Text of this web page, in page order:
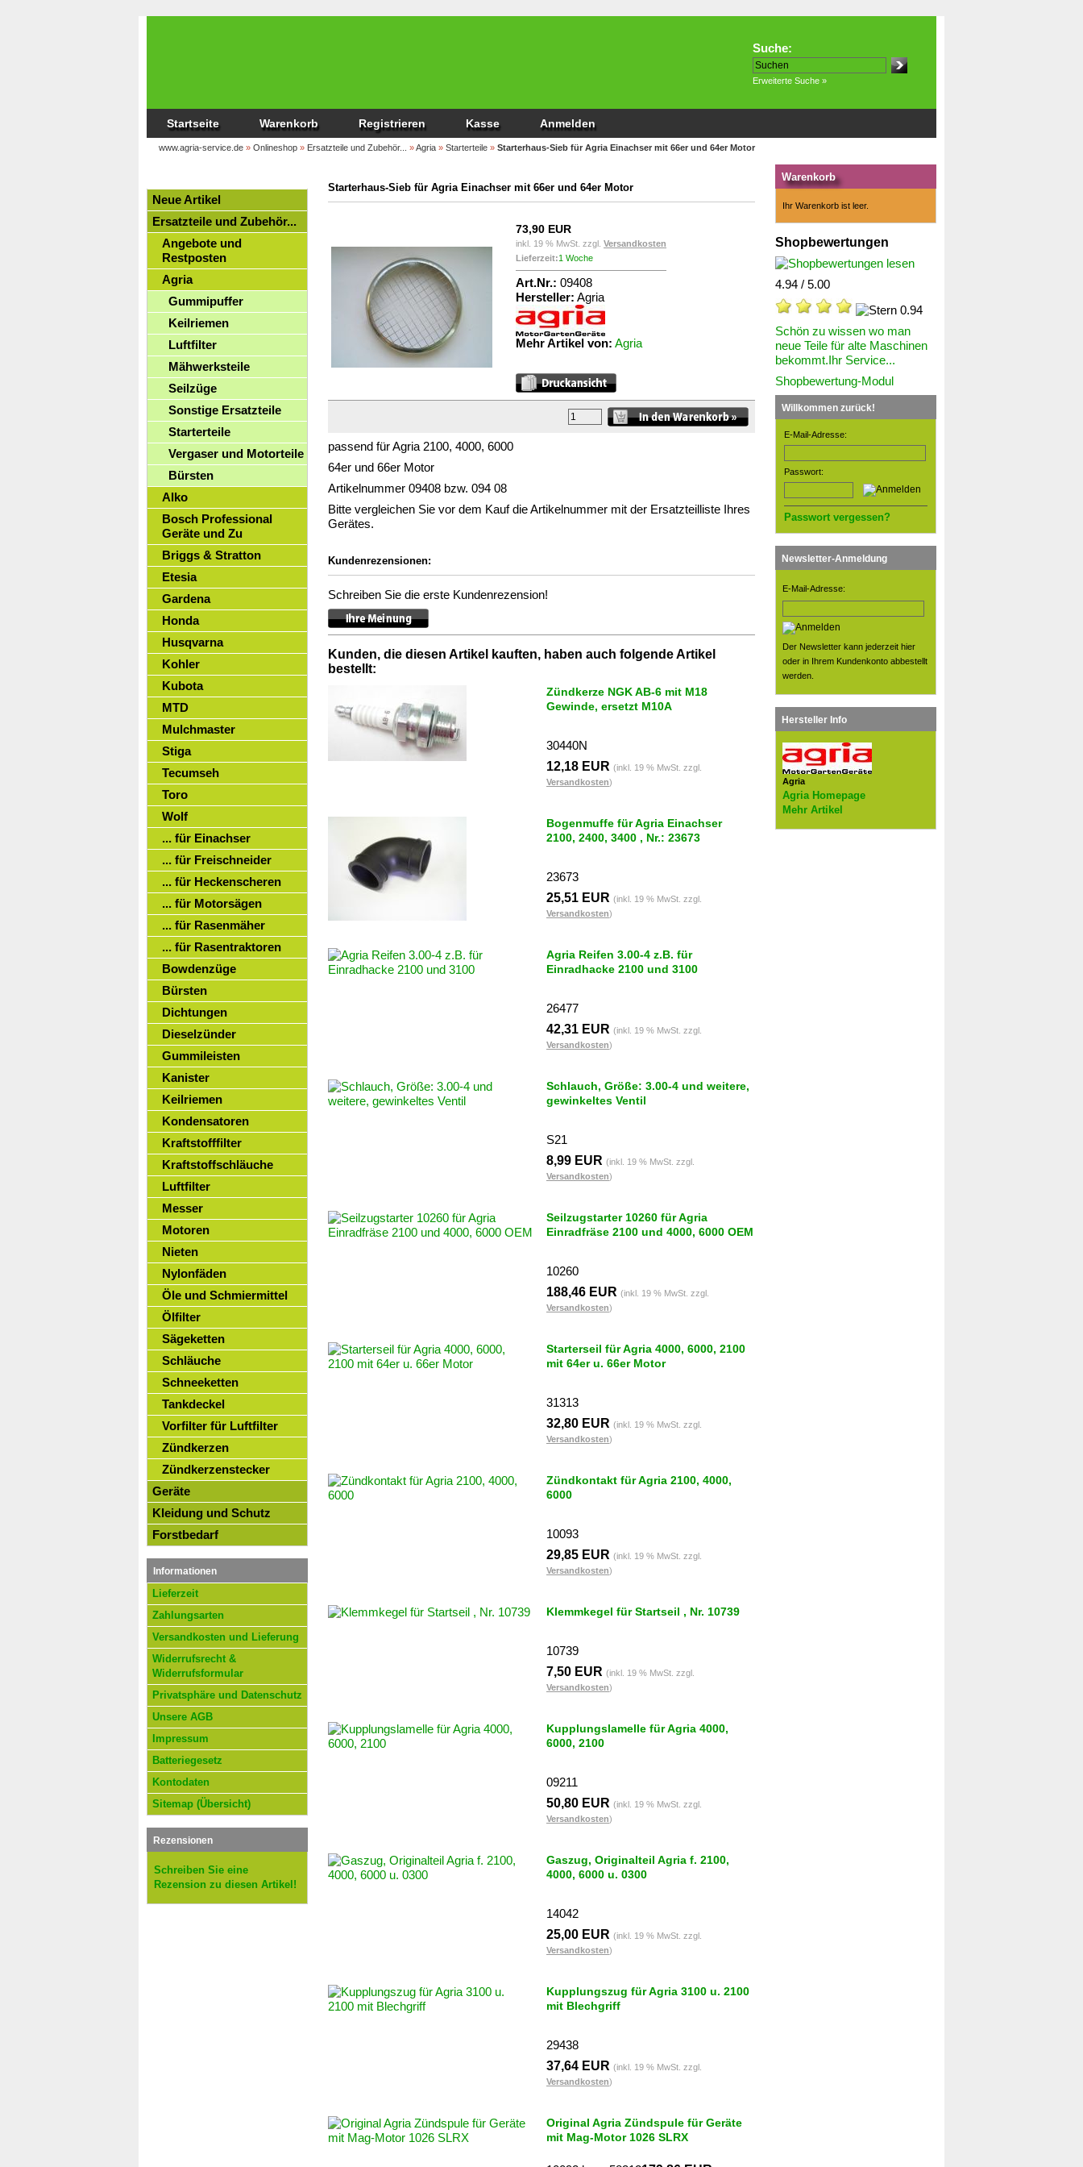
Suche:
Erweiterte Suche »
Startseite Warenkorb Registrieren Kasse Anmelden
www.agria-service.de » Onlineshop » Ersatzteile und Zubehör... »Agria » Starterteile » Starterhaus-Sieb für Agria Einachser mit 66er und 64er Motor
Neue Artikel
Ersatzteile und Zubehör...
Angebote und
Restposten
Agria
Gummipuffer
Keilriemen
Luftfilter
Mähwerksteile
Seilzüge
Sonstige Ersatzteile
Starterteile
Vergaser und Motorteile
Bürsten
Alko
Bosch Professional
Geräte und Zu
Briggs & Stratton
Etesia
Gardena
Honda
Husqvarna
Kohler
Kubota
MTD
Mulchmaster
Stiga
Tecumseh
Toro
Wolf
... für Einachser
... für Freischneider
... für Heckenscheren
... für Motorsägen
... für Rasenmäher
... für Rasentraktoren
Bowdenzüge
Bürsten
Dichtungen
Dieselzünder
Gummileisten
Kanister
Keilriemen
Kondensatoren
Kraftstofffilter
Kraftstoffschläuche
Luftfilter
Messer
Motoren
Nieten
Nylonfäden
Öle und Schmiermittel
Ölfilter
Sägeketten
Schläuche
Schneeketten
Tankdeckel
Vorfilter für Luftfilter
Zündkerzen
Zündkerzenstecker
Geräte
Kleidung und Schutz
Forstbedarf
Informationen
Lieferzeit
Zahlungsarten
Versandkosten und Lieferung
Widerrufsrecht &
Widerrufsformular
Privatsphäre und Datenschutz
Unsere AGB
Impressum
Batteriegesetz
Kontodaten
Sitemap (Übersicht)
Rezensionen
Schreiben Sie eine
Rezension zu diesen Artikel!
Starterhaus-Sieb für Agria Einachser mit 66er und 64er Motor
73,90 EUR
inkl. 19 % MwSt. zzgl. Versandkosten
Lieferzeit:1 Woche
Art.Nr.: 09408
Hersteller: Agria
Mehr Artikel von: Agria
passend für Agria 2100, 4000, 6000
64er und 66er Motor
Artikelnummer 09408 bzw. 094 08
Bitte vergleichen Sie vor dem Kauf die Artikelnummer mit der Ersatzteilliste Ihres
Gerätes.
Kundenrezensionen:
Schreiben Sie die erste Kundenrezension!
Kunden, die diesen Artikel kauften, haben auch folgende Artikel
bestellt:
Zündkerze NGK AB-6 mit M18
Gewinde, ersetzt M10A
30440N
12,18 EUR (inkl. 19 % MwSt. zzgl.
Versandkosten)
Bogenmuffe für Agria Einachser
2100, 2400, 3400 , Nr.: 23673
23673
25,51 EUR (inkl. 19 % MwSt. zzgl.
Versandkosten)
Agria Reifen 3.00-4 z.B. für
Einradhacke 2100 und 3100
26477
42,31 EUR (inkl. 19 % MwSt. zzgl.
Versandkosten)
Schlauch, Größe: 3.00-4 und weitere,
gewinkeltes Ventil
S21
8,99 EUR (inkl. 19 % MwSt. zzgl.
Versandkosten)
Seilzugstarter 10260 für Agria
Einradfräse 2100 und 4000, 6000 OEM
10260
188,46 EUR (inkl. 19 % MwSt. zzgl.
Versandkosten)
Starterseil für Agria 4000, 6000, 2100
mit 64er u. 66er Motor
31313
32,80 EUR (inkl. 19 % MwSt. zzgl.
Versandkosten)
Zündkontakt für Agria 2100, 4000,
6000
10093
29,85 EUR (inkl. 19 % MwSt. zzgl.
Versandkosten)
Klemmkegel für Startseil , Nr. 10739
10739
7,50 EUR (inkl. 19 % MwSt. zzgl.
Versandkosten)
Kupplungslamelle für Agria 4000,
6000, 2100
09211
50,80 EUR (inkl. 19 % MwSt. zzgl.
Versandkosten)
Gaszug, Originalteil Agria f. 2100,
4000, 6000 u. 0300
14042
25,00 EUR (inkl. 19 % MwSt. zzgl.
Versandkosten)
Kupplungszug für Agria 3100 u. 2100
mit Blechgriff
29438
37,64 EUR (inkl. 19 % MwSt. zzgl.
Versandkosten)
Original Agria Zündspule für Geräte
mit Mag-Motor 1026 SLRX
Warenkorb
Ihr Warenkorb ist leer.
Shopbewertungen
4.94 / 5.00
Schön zu wissen wo man
neue Teile für alte Maschinen
bekommt.Ihr Service...
Shopbewertung-Modul
Willkommen zurück!
E-Mail-Adresse:
Passwort:
Passwort vergessen?
Newsletter-Anmeldung
E-Mail-Adresse:
Der Newsletter kann jederzeit hier
oder in Ihrem Kundenkonto abbestellt
werden.
Hersteller Info
Agria
Agria Homepage
Mehr Artikel